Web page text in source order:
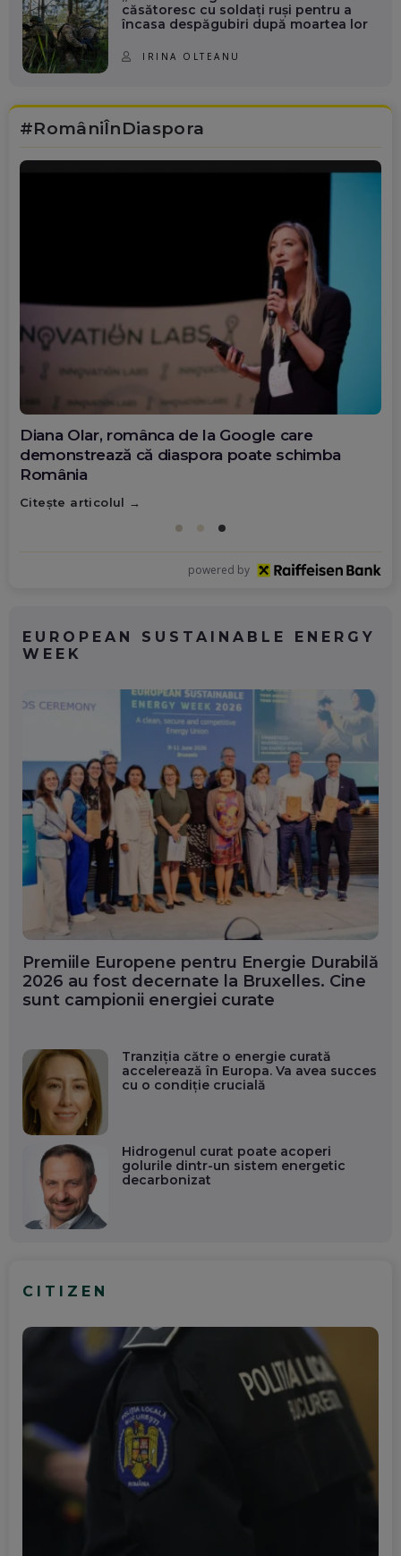
căsătoresc cu soldați ruși pentru a
încasa despăgubiri după moartea lor
IRINA OLTEANU
#RomâniÎnDiaspora
Diana Olar, românca de la Google care
demonstrează că diaspora poate schimba
România
Citește articolul
powered by
EUROPEAN SUSTAINABLE ENERGY
WEEK
Premiile Europene pentru Energie Durabilă
2026 au fost decernate la Bruxelles. Cine
sunt campionii energiei curate
Tranziția către o energie curată
accelerează în Europa. Va avea succes
cu o condiție crucială
Hidrogenul curat poate acoperi
golurile dintr-un sistem energetic
decarbonizat
CITIZEN